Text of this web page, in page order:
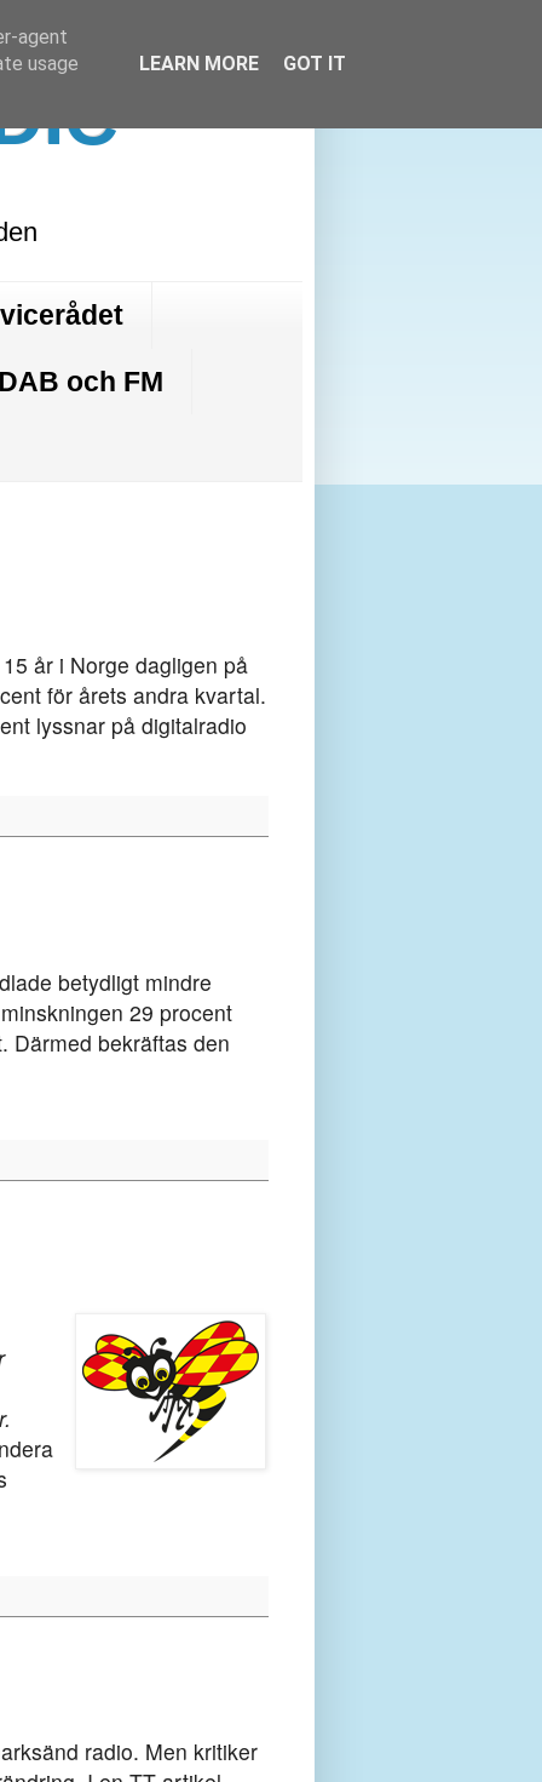
och FM
år i Norge dagligen på
för årets andra kvartal.
lyssnar på digitalradio
betydligt mindre
29 procent
Därmed bekräftas den
radio. Men kritiker
agent
usage
LEARN MORE GOT IT